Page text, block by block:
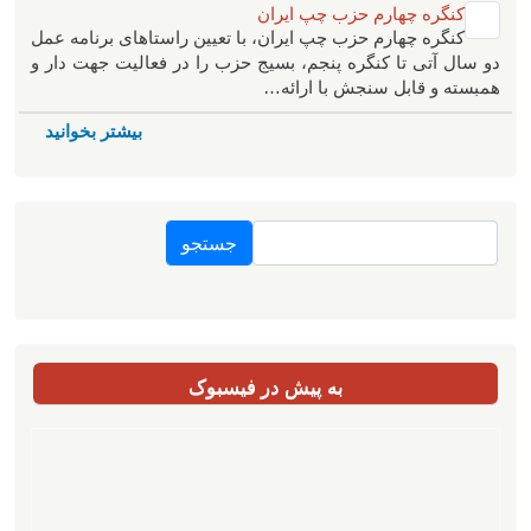
کنگره چهارم حزب چپ ایران
کنگره چهارم حزب چپ ایران، با تعیین راستاهای برنامه عمل
دو سال آتی تا کنگره پنجم، بسیج حزب را در فعالیت جهت دار و
همبسته و قابل سنجش با ارائه…
بیشتر بخوانید
جستجو
به پیش در فیسبوک